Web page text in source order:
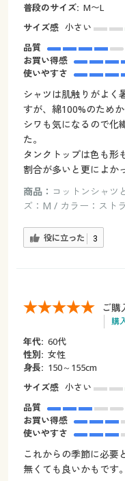
普段のサイズ: M〜L
サイズ感 小さい
品質
お買い得感
使いやすさ
シャツは肌触りがよく
すが、綿100%のため
シワも気になるので化
た。
タンクトップは色も形
割合が多いと更によか
商品： コットンシャツ
ズ：M / カラー：ストラ
役に立った 3
ご購
購
年代: 60代
性別: 女性
身長: 150～155cm
サイズ感 小さい
品質
お買い得感
使いやすさ
これからの季節に必要
無くても良いかもです。